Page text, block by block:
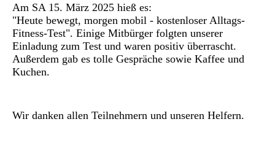
Am SA 15. März 2025 hieß es:
"Heute bewegt, morgen mobil - kostenloser Alltags-
Fitness-Test". Einige Mitbürger folgten unserer
Einladung zum Test und waren positiv überrascht.
Außerdem gab es tolle Gespräche sowie Kaffee und
Kuchen.
Wir danken allen Teilnehmern und unseren Helfern.